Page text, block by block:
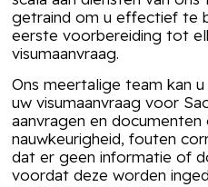
getraind om u effectief te
eerste voorbereiding tot
visumaanvraag.
Ons meertalige team kan
uw visumaanvraag voor
aanvragen en
nauwkeurigheid, fouten
dat er geen informatie of
voordat deze worden